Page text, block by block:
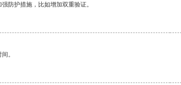
防护措施，比如增加双重验证。
。